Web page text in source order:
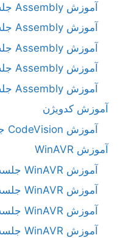
آموزش Assembly جلسه اول
آموزش Assembly جلسه دوم
آموزش Assembly جلسه سوم
آموزش Assembly جلسه چهارم
آموزش Assembly جلسه پنجم
آموزش کدویژن
آموزش CodeVision جلسه اول
آموزش WinAVR
آموزش WinAVR جلسه اول
آموزش WinAVR جلسه دوم
آموزش WinAVR جلسه سوم
آموزش WinAVR جلسه چهارم